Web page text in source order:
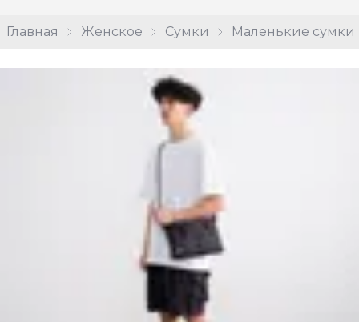
Главная Женское Сумки Маленькие сумки